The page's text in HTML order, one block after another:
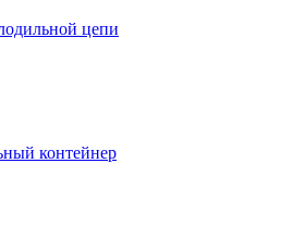
цепи
контейнер